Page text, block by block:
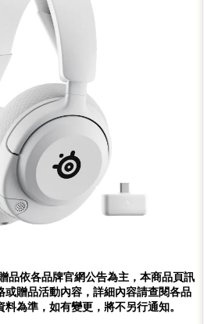
品依各品牌官網公告為主，本商品頁訊
或贈品活動內容，詳細內容請查閱各品
為準，如有變更，將不另行通知。